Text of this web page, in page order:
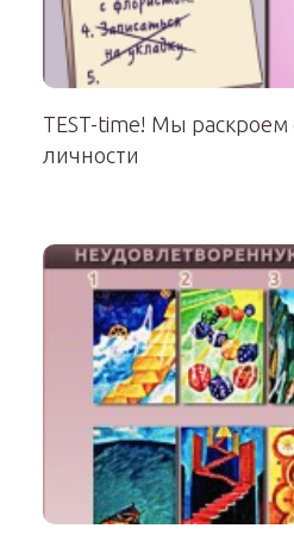
TEST-time! Мы раскроем
личности